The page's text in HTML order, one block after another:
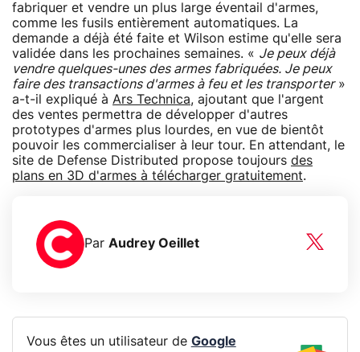
fabriquer et vendre un plus large éventail d'armes,
comme les fusils entièrement automatiques. La
demande a déjà été faite et Wilson estime qu'elle sera
validée dans les prochaines semaines. « Je peux déjà
vendre quelques-unes des armes fabriquées. Je peux
faire des transactions d'armes à feu et les transporter»
a-t-il expliqué à Ars Technica, ajoutant que l'argent
des ventes permettra de développer d'autres
prototypes d'armes plus lourdes, en vue de bientôt
pouvoir les commercialiser à leur tour. En attendant, le
site de Defense Distributed propose toujours des
plans en 3D d'armes à télécharger gratuitement.
Par Audrey Oeillet
Vous êtes un utilisateur de Google